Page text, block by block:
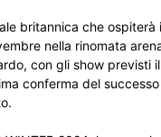
britannica che
nella rinomata
con gli show previsti
conferma del